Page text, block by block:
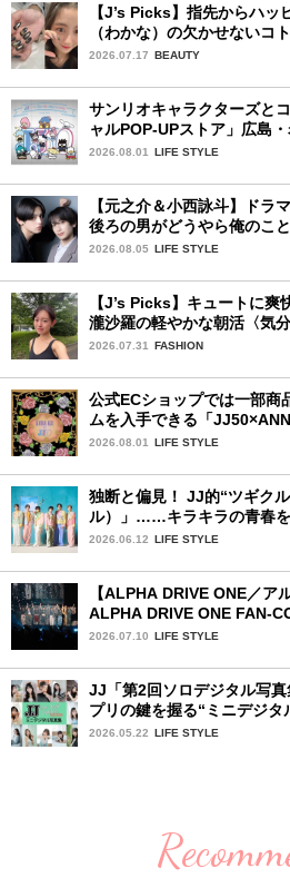
【J’s Picks】指先からハ
（わかな）の欠かせないコ
ルーティーン〉
2026.07.17 BEAUTY
サンリオキャラクターズと
ャルPOP-UPストア」広島
2026.08.01 LIFE STYLE
【元之介＆小西詠斗】ドラ
後ろの男がどうやら俺のこ
タビュー♡ 「自然と詠斗く
2026.08.05 LIFE STYLE
【J’s Picks】キュートに
瀧沙羅の軽やかな朝活〈気
ィーン〉
2026.07.31 FASHION
公式ECショップでは一部商
ムを入手できる「
広島で開催決定
2026.08.01 LIFE STYLE
独断と偏見！ JJ的“ツギク
ル）」……キラキラの青春
プ
2026.06.12 LIFE STYLE
【ALPHA DRIVE ONE／ア
ALPHA DRIVE ONE FAN-
YOKOHAMA」1日目詳細レ
2026.07.10 LIFE STYLE
JJ「第2回ソロデジタル写
プリの鍵を握る“ミニデジ
ファイナリストの個性あふれ
2026.05.22 LIFE STYLE